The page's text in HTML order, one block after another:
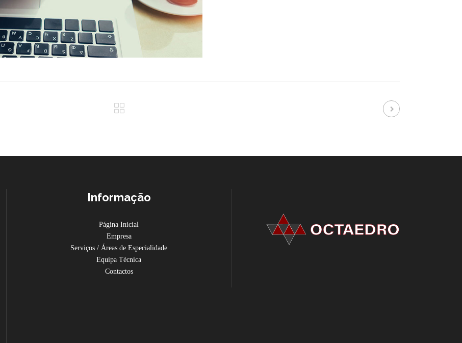
Informação
Página Inicial
Empresa
Serviços / Áreas de Especialidade
Equipa Técnica
Contactos